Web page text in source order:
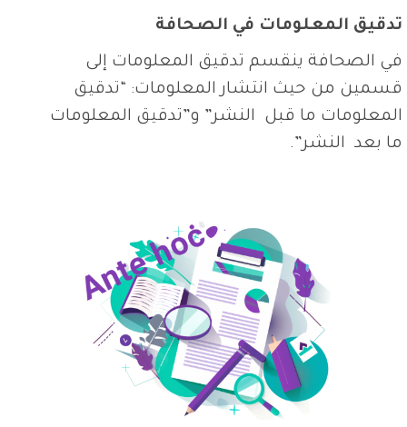
تدقيق المعلومات في الصحافة
في الصحافة ينقسم تدقيق المعلومات إلى
قسمين من حيث انتشار المعلومات: “تدقيق
المعلومات ما قبل النشر” و”تدقيق المعلومات
ما بعد النشر”.